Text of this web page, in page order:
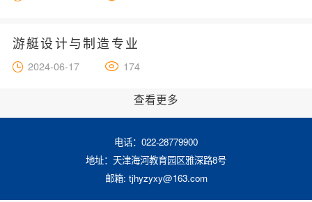
游艇设计与制造专业
2024-06-17 174
查看更多
电话：022-28779900
地址：天津海河教育园区雅深路8号
邮箱: tjhyzyxy@163.com